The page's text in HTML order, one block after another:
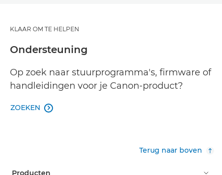
KLAAR OM TE HELPEN
Ondersteuning
Op zoek naar stuurprogramma's, firmware of
handleidingen voor je Canon-product?
ZOEKEN 
Terug naar boven
Producten